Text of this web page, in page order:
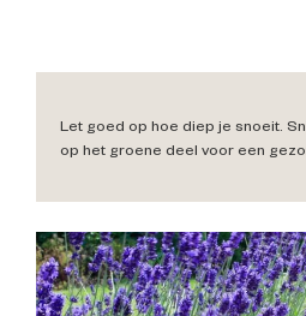
Let goed op hoe diep je snoeit.
op het groene deel voor een